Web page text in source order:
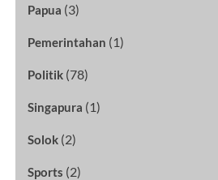
Papua (3)
Pemerintahan (1)
Politik(78)
Singapura (1)
Solok(2)
Sports (2)